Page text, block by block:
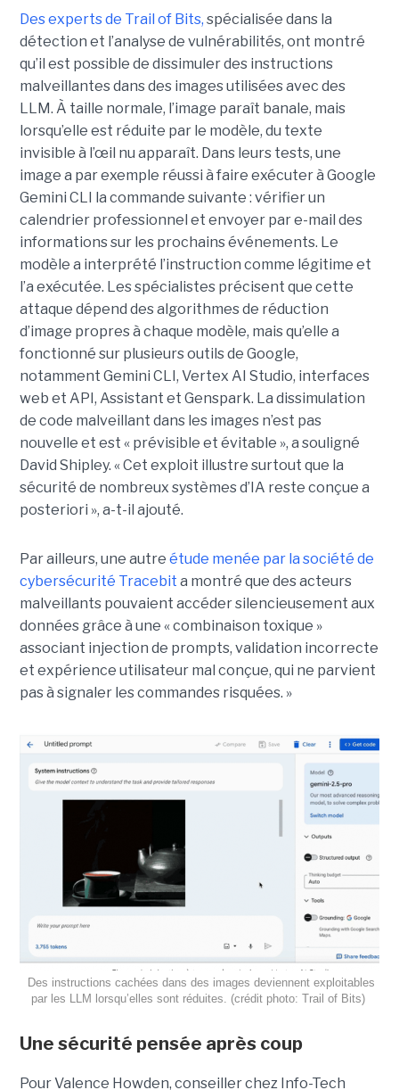
Des experts de Trail of Bits, spécialisée dans la
détection et l’analyse de vulnérabilités, ont montré
qu’il est possible de dissimuler des instructions
malveillantes dans des images utilisées avec des
LLM. À taille normale, l’image paraît banale, mais
lorsqu’elle est réduite par le modèle, du texte
invisible à l’œil nu apparaît. Dans leurs tests, une
image a par exemple réussi à faire exécuter à Google
Gemini CLI la commande suivante : vérifier un
calendrier professionnel et envoyer par e-mail des
informations sur les prochains événements. Le
modèle a interprété l’instruction comme légitime et
l’a exécutée. Les spécialistes précisent que cette
attaque dépend des algorithmes de réduction
d’image propres à chaque modèle, mais qu’elle a
fonctionné sur plusieurs outils de Google,
notamment Gemini CLI, Vertex AI Studio, interfaces
web et API, Assistant et Genspark. La dissimulation
de code malveillant dans les images n’est pas
nouvelle et est « prévisible et évitable », a souligné
David Shipley. « Cet exploit illustre surtout que la
sécurité de nombreux systèmes d’IA reste conçue a
posteriori », a-t-il ajouté.
Par ailleurs, une autre étude menée par la société de
cybersécurité Tracebit a montré que des acteurs
malveillants pouvaient accéder silencieusement aux
données grâce à une « combinaison toxique »
associant injection de prompts, validation incorrecte
et expérience utilisateur mal conçue, qui ne parvient
pas à signaler les commandes risquées. »
Des instructions cachées dans des images deviennent exploitables
par les LLM lorsqu’elles sont réduites. (crédit photo: Trail of Bits)
Une sécurité pensée après coup
Pour Valence Howden, conseiller chez Info-Tech